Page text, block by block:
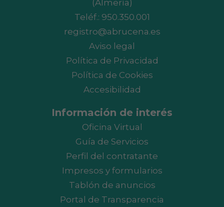
(Almería)
Teléf.: 950.350.001
registro@abrucena.es
Aviso legal
Política de Privacidad
Política de Cookies
Accesibilidad
Información de interés
Oficina Virtual
Guía de Servicios
Perfil del contratante
Impresos y formularios
Tablón de anuncios
Portal de Transparencia